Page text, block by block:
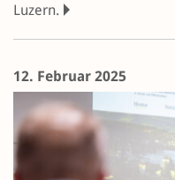
Luzern.
12. Februar 2025